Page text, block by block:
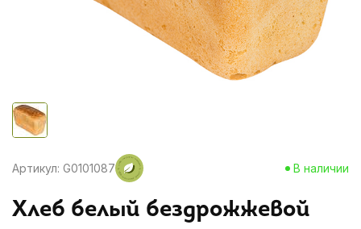
Артикул: G0101087 В наличии
Хлеб белый бездрожжевой